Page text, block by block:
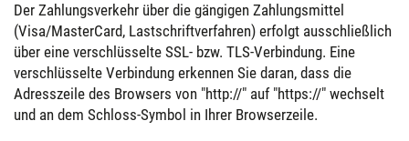
Der Zahlungsverkehr über die gängigen Zahlungsmittel
(Visa/MasterCard, Lastschriftverfahren) erfolgt ausschließlich
über eine verschlüsselte SSL- bzw. TLS-Verbindung. Eine
verschlüsselte Verbindung erkennen Sie daran, dass die
Adresszeile des Browsers von "http://" auf "https://" wechselt
und an dem Schloss-Symbol in Ihrer Browserzeile.